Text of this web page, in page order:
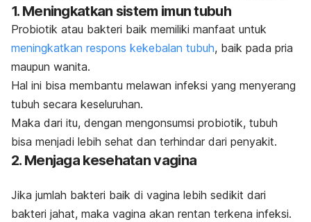
1. Meningkatkan sistem imun tubuh
Probiotik atau bakteri baik memiliki manfaat untuk
meningkatkan respons kekebalan tubuh, baik pada pria
maupun wanita.
Hal ini bisa membantu melawan infeksi yang menyerang
tubuh secara keseluruhan.
Maka dari itu, dengan mengonsumsi probiotik, tubuh
bisa menjadi lebih sehat dan terhindar dari penyakit.
2. Menjaga kesehatan vagina
Jika jumlah bakteri baik di vagina lebih sedikit dari
bakteri jahat, maka vagina akan rentan terkena infeksi.